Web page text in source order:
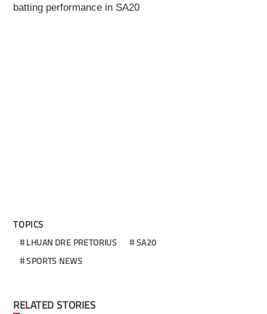
batting performance in SA20
TOPICS
LHUAN DRE PRETORIUS
SA20
SPORTS NEWS
RELATED STORIES